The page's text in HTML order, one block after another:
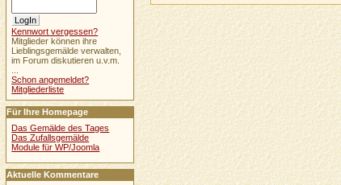
Kennwort vergessen?
Mitglieder können ihre
Lieblingsgemälde verwalten,
im Forum diskutieren u.v.m.
Schon angemeldet?
Mitgliederliste
Für Ihre Homepage
Das Gemälde des Tages
Das Zufallsgemälde
Module für WP/Joomla
Aktuelle Kommentare